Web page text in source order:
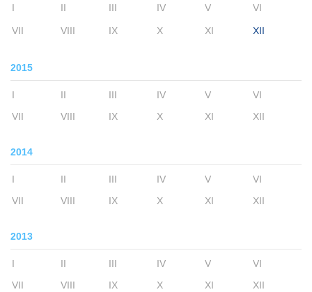
I II III IV V VI
VII VIII IX X XI XII
2015
I II III IV V
VI
VII
VIII IX X XI XII
2014
I II III IV V
VI
VII
VIII IX X XI XII
2013
I II III IV V
VI
VII
VIII IX X XI XII